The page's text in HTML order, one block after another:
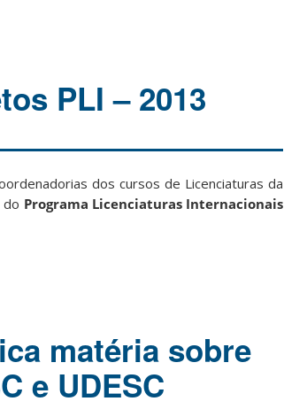
PLI – 2013
dos cursos de Licenciaturas da
do Programa Licenciaturas Internacionais
matéria sobre
e UDESC